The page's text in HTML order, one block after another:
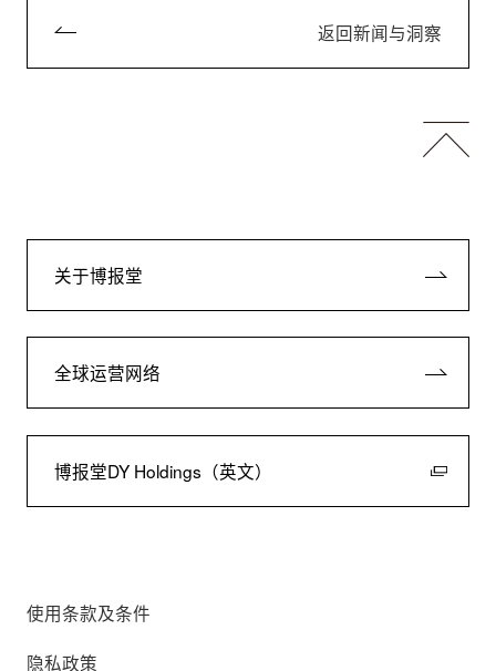
返回新闻与洞察
关于博报堂
全球运营网络
博报堂DY Holdings（英文）
使用条款及条件
隐私政策